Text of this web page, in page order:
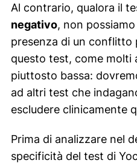
Al contrario, qualora il
negativo, non
presenza di un conflitto
questo test, come molti
piuttosto bassa:
ad altri test che
escludere clinicamente
Prima di analizzare nel
specificità del test di